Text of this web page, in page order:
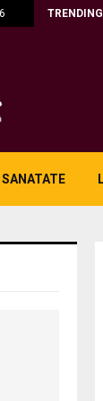
TRENDING
SANATATE